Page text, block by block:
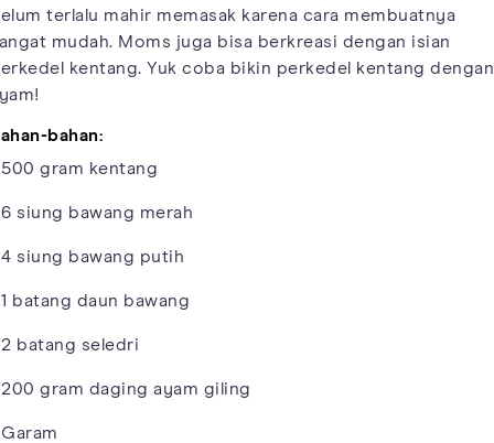
terlalu mahir memasak karena cara membuatnya
mudah. Moms juga bisa berkreasi dengan isian
kentang. Yuk coba bikin perkedel kentang dengan
bahan:
gram kentang
siung bawang merah
siung bawang putih
batang daun bawang
batang seledri
gram daging ayam giling